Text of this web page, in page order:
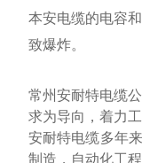
本安电缆的电容
致爆炸。
常州安耐特电缆
求为导向，着力
安耐特电缆多年
制造，自动化工